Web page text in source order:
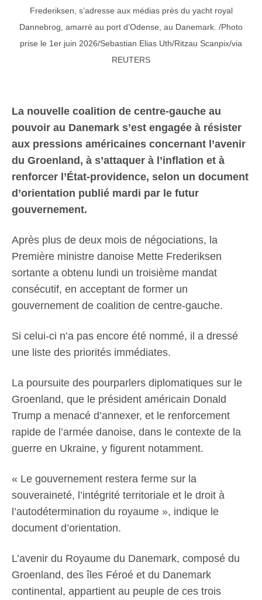
Frederiksen, s’adresse aux médias près du yacht royal
Dannebrog, amarré au port d’Odense, au Danemark. /Photo
prise le 1er juin 2026/Sebastian Elias Uth/Ritzau Scanpix/via
REUTERS
La nouvelle coalition de centre-gauche au
pouvoir au Danemark s’est engagée à résister
aux pressions américaines concernant l’avenir
du Groenland, à s’attaquer à l’inflation et à
renforcer l’État-providence, selon un document
d’orientation publié mardi par le futur
gouvernement.
Après plus de deux mois de négociations, la
Première ministre danoise Mette Frederiksen
sortante a obtenu lundi un troisième mandat
consécutif, en acceptant de former un
gouvernement de coalition de centre-gauche.
Si celui-ci n’a pas encore été nommé, il a dressé
une liste des priorités immédiates.
La poursuite des pourparlers diplomatiques sur le
Groenland, que le président américain Donald
Trump a menacé d’annexer, et le renforcement
rapide de l’armée danoise, dans le contexte de la
guerre en Ukraine, y figurent notamment.
« Le gouvernement restera ferme sur la
souveraineté, l’intégrité territoriale et le droit à
l’autodétermination du royaume », indique le
document d’orientation.
L’avenir du Royaume du Danemark, composé du
Groenland, des îles Féroé et du Danemark
continental, appartient au peuple de ces trois